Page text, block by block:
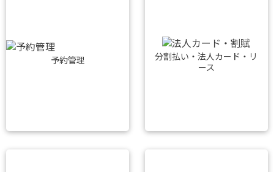
予約管理
分割払い・法人カード・リ
ース